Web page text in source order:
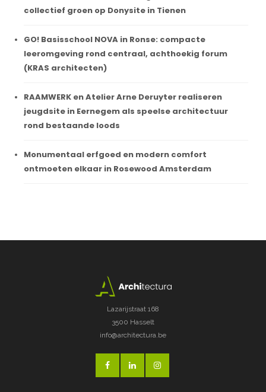
collectief groen op Donysite in Tienen
GO! Basisschool NOVA in Ronse: compacte
leeromgeving rond centraal, achthoekig forum
(KRAS architecten)
RAAMWERK en Atelier Arne Deruyter realiseren
jeugdsite in Eernegem als speelse architectuur
rond bestaande loods
Monumentaal erfgoed en modern comfort
ontmoeten elkaar in Rosewood Amsterdam
Lazarijstraat 168
3500 Hasselt
info@architectura.be